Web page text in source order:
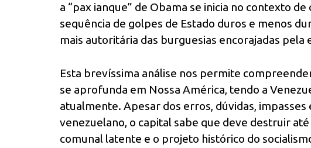
a “pax ianque” de Obama se inicia no contexto
sequência de golpes de Estado duros e menos
mais autoritária das burguesias encorajadas pela
Esta brevíssima análise nos permite
se aprofunda em Nossa América, tendo a
atualmente. Apesar dos erros, dúvidas,
venezuelano, o capital sabe que deve destruir
comunal latente e o projeto histórico do